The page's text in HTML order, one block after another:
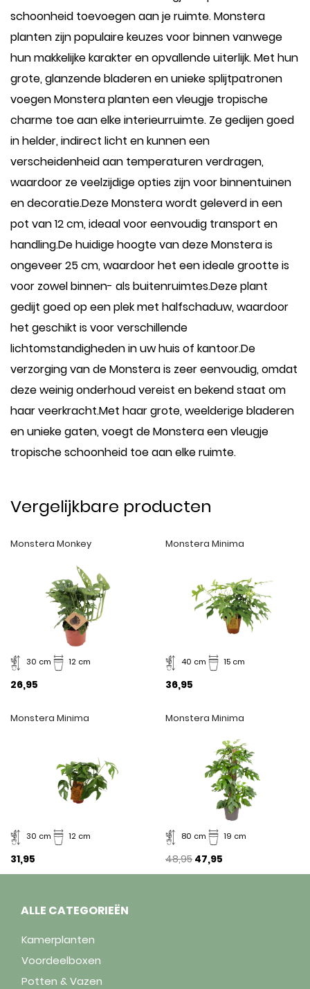
schoonheid toevoegen aan je ruimte. Monstera
planten zijn populaire keuzes voor binnen vanwege
hun makkelijke karakter en opvallende uiterlijk. Met hun
grote, glanzende bladeren en unieke splijtpatronen
voegen Monstera planten een vleugje tropische
charme toe aan elke interieurruimte. Ze gedijen goed
in helder, indirect licht en kunnen een
verscheidenheid aan temperaturen verdragen,
waardoor ze veelzijdige opties zijn voor binnentuinen
en decoratie.Deze Monstera wordt geleverd in een
pot van 12 cm, ideaal voor eenvoudig transport en
handling.De huidige hoogte van deze Monstera is
ongeveer 25 cm, waardoor het een ideale grootte is
voor zowel binnen- als buitenruimtes.Deze plant
gedijt goed op een plek met halfschaduw, waardoor
het geschikt is voor verschillende
lichtomstandigheden in uw huis of kantoor.De
verzorging van de Monstera is zeer eenvoudig, omdat
deze weinig onderhoud vereist en bekend staat om
haar veerkracht.Met haar grote, weelderige bladeren
en unieke gaten, voegt de Monstera een vleugje
tropische schoonheid toe aan elke ruimte.
Vergelijkbare producten
Monstera Monkey
30 cm 12 cm
26,95
Monstera Minima
40 cm 15 cm
36,95
Monstera Minima
30 cm 12 cm
31,95
Monstera Minima
80 cm 19 cm
48,95 47,95
ALLE CATEGORIEËN
Kamerplanten
Voordeelboxen
Potten & Vazen